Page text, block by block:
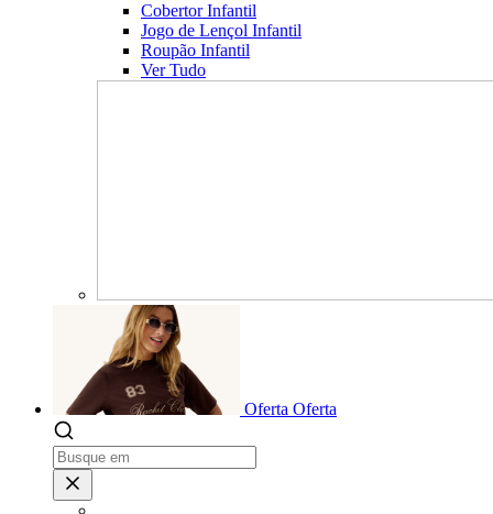
Cobertor Infantil
Jogo de Lençol Infantil
Roupão Infantil
Ver Tudo
Oferta Oferta